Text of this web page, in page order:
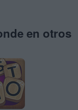
en otros